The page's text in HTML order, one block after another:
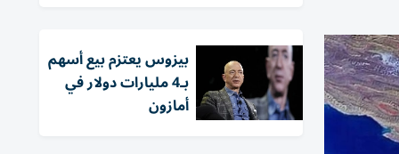
بيزوس يعتزم بيع أسهم
بـ4 مليارات دولار في
أمازون